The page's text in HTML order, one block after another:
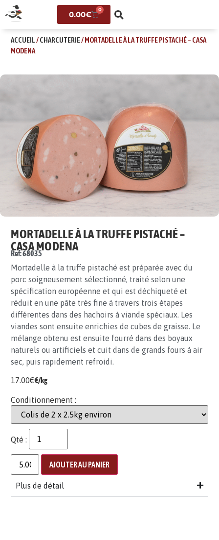
0.00€
0
ACCUEIL/CHARCUTERIE/ MORTADELLE À LA TRUFFE PISTACHÉ – CASA
MODENA
MORTADELLE À LA TRUFFE PISTACHÉ –
CASA MODENA
Ref: 68035
Mortadelle à la truffe pistaché est préparée avec du
porc soigneusement sélectionné, traité selon une
spécification européenne et qui est déchiqueté et
réduit en une pâte très fine à travers trois étapes
différentes dans des hachoirs à viande spéciaux. Les
viandes sont ensuite enrichies de cubes de graisse. Le
mélange obtenu est ensuite fourré dans des boyaux
naturels ou artificiels et cuit dans de grands fours à air
sec, puis rapidement refroidi.
17.00€€/kg
Conditionnement :
Qté :
AJOUTER AU PANIER
Plus de détail